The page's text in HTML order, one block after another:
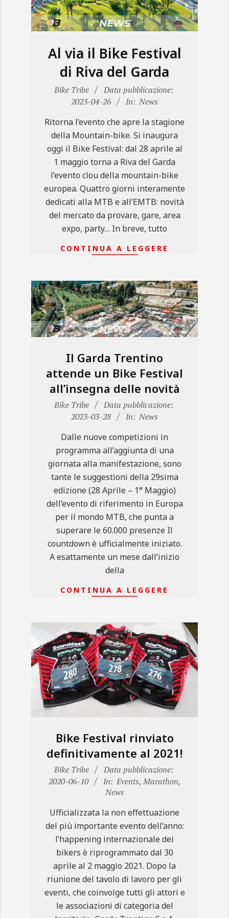
Al via il Bike Festival
di Riva del Garda
2023-
Bike Tribe
Data pubblicazione:
2023-04-26
In: News
Ritorna l’evento che apre la stagione
della Mountain-bike. Si inaugura
oggi il Bike Festival: dal 28 aprile al
1 maggio torna a Riva del Garda
l’evento clou della mountain-bike
europea. Quattro giorni interamente
dedicati alla MTB e all’EMTB: novità
del mercato da provare, gare, area
expo, party… In breve, tutto
CONTINUA A LEGGERE
Il Garda Trentino
attende un Bike Festival
all’insegna delle novità
2023-
Bike Tribe
Data pubblicazione:
2023-03-28
In: News
Dalle nuove competizioni in
programma all’aggiunta di una
giornata alla manifestazione, sono
tante le suggestioni della 29sima
edizione (28 Aprile – 1° Maggio)
dell’evento di riferimento in Europa
per il mondo MTB, che punta a
superare le 60.000 presenze Il
countdown è ufficialmente iniziato.
A esattamente un mese dall’inizio
della
CONTINUA A LEGGERE
Bike Festival rinviato
definitivamente al 2021!
2020-
06-
Bike Tribe
Data pubblicazione:
2020-06-10
In: Events, Marathon,
News
Ufficializzata la non effettuazione
del più importante evento dell’anno:
l’happening internazionale dei
bikers è riprogrammato dal 30
aprile al 2 maggio 2021. Dopo la
riunione del tavolo di lavoro per gli
eventi, che coinvolge tutti gli attori e
le associazioni di categoria del